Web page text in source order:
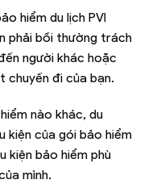
hiểm du lịch PVI
phải bồi thường trách
người khác hoặc
chuyến đi của bạn.
nào khác, du
kiện của gói bảo hiểm
kiện bảo hiểm phù
mình.